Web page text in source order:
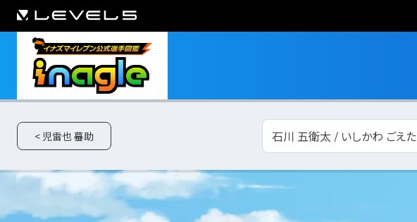
< 児雷也 蟇助 石川 五衛太 / いしかわ ごえた